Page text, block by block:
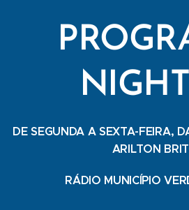
DE SEGUNDA A SEXTA-FEIRA,
ARILTON
RÁDIO MUNICÍPIO